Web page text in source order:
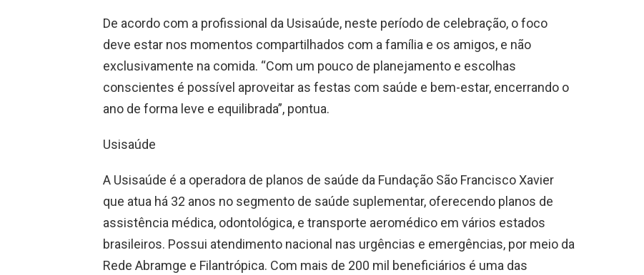
De acordo com a profissional da Usisaúde, neste período de celebração, o foco
deve estar nos momentos compartilhados com a família e os amigos, e não
exclusivamente na comida. “Com um pouco de planejamento e escolhas
conscientes é possível aproveitar as festas com saúde e bem-estar, encerrando o
ano de forma leve e equilibrada”, pontua.
Usisaúde
A Usisaúde é a operadora de planos de saúde da Fundação São Francisco Xavier
que atua há 32 anos no segmento de saúde suplementar, oferecendo planos de
assistência médica, odontológica, e transporte aeromédico em vários estados
brasileiros. Possui atendimento nacional nas urgências e emergências, por meio da
Rede Abramge e Filantrópica. Com mais de 200 mil beneficiários é uma das